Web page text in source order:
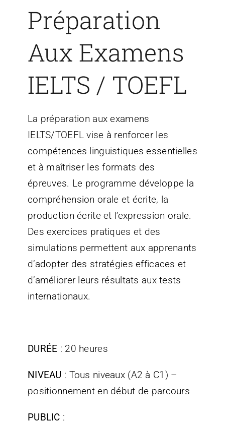
Préparation
Aux Examens
IELTS / TOEFL
La préparation aux examens
IELTS/TOEFL vise à renforcer les
compétences linguistiques essentielles
et à maîtriser les formats des
épreuves. Le programme développe la
compréhension orale et écrite, la
production écrite et l’expression orale.
Des exercices pratiques et des
simulations permettent aux apprenants
d’adopter des stratégies efficaces et
d’améliorer leurs résultats aux tests
internationaux.
DURÉE : 20 heures
NIVEAU : Tous niveaux (A2 à C1) –
positionnement en début de parcours
PUBLIC :